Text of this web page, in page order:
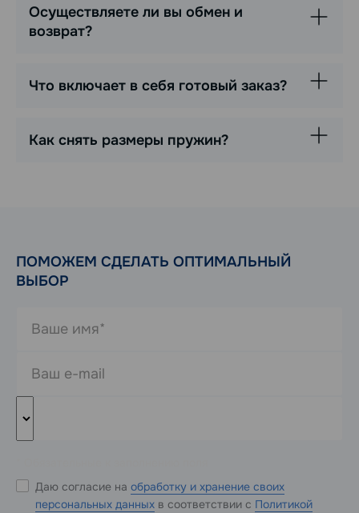
Осуществляете ли вы обмен и
возврат?
Что включает в себя готовый заказ?
Как снять размеры пружин?
ПОМОЖЕМ СДЕЛАТЬ ОПТИМАЛЬНЫЙ
ВЫБОР
Даю согласие на обработку и хранение своих
персональных данных в соответствии с Политикой